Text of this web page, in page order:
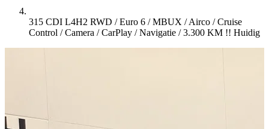
315 CDI L4H2 RWD / Euro 6 / MBUX / Airco / Cruise
Control / Camera / CarPlay / Navigatie / 3.300 KM !! Huidig